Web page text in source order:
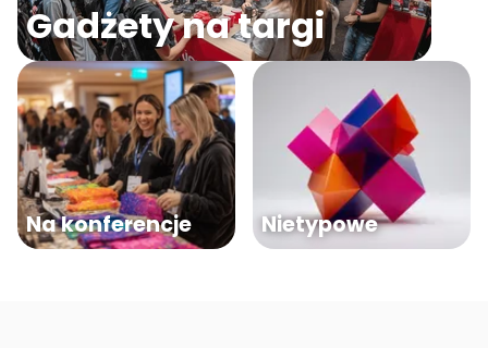
Gadżety na targi
Na konferencje Nietypowe